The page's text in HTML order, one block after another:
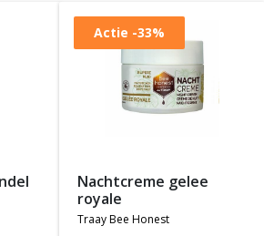
Actie -33%
nachtcreme gelee
royale
traay bee honest